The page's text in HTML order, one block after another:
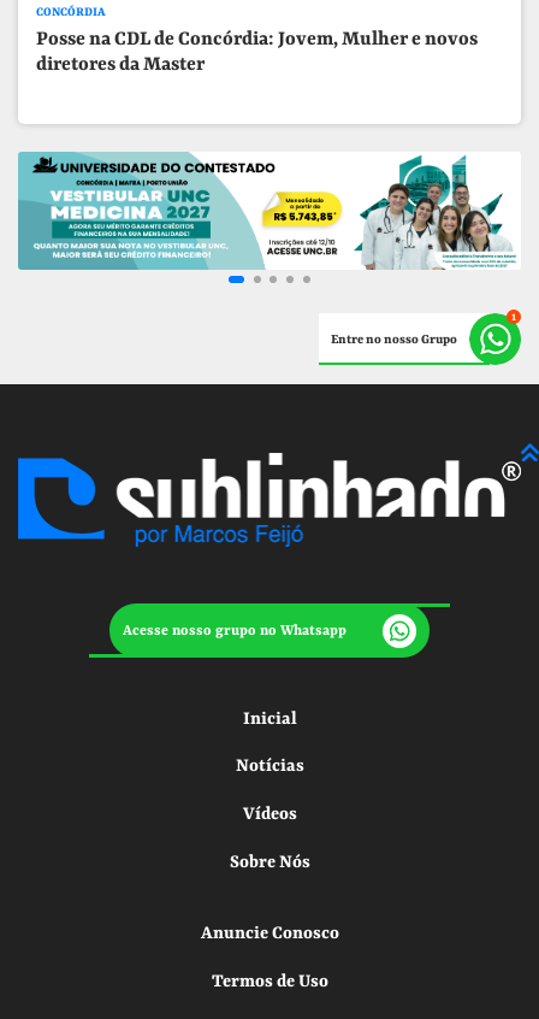
CONCÓRDIA
Posse na CDL de Concórdia: Jovem, Mulher e novos
diretores da Master
Entre no nosso Grupo
Acesse nosso grupo no Whatsapp
Inicial
Notícias
Vídeos
Sobre Nós
Anuncie Conosco
Termos de Uso